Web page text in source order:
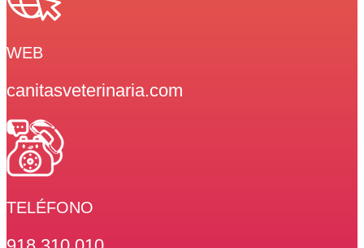
WEB
canitasveterinaria.com
TELÉFONO